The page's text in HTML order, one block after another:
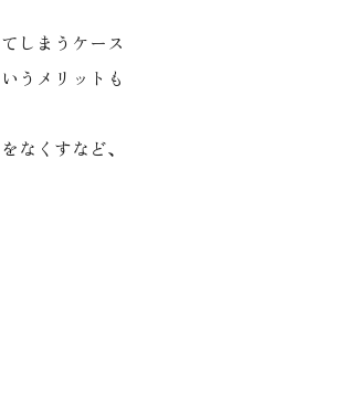
しまうケース
うメリットも
なくすなど、